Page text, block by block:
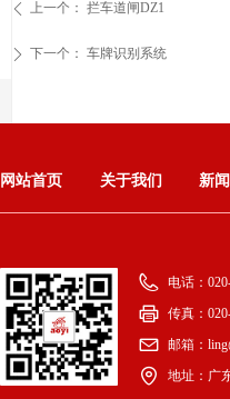
ꄴ 上一个： 拦车道闸DZ1
ꄲ 下一个： 车牌识别系统
电话：
传真：
邮箱：
地址： 广
网站首页 关于我们 新